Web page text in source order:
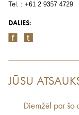
Tel. : +61 2 9357 4729
DALIES:
JŪSU
Diemžēl par šo